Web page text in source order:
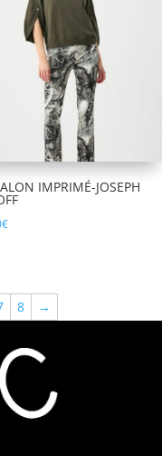
IMPRIMÉ-JOSEPH
€
8 →